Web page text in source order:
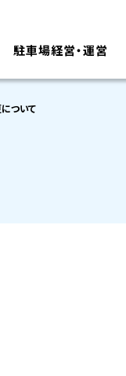
駐車場経営・運営
ついて